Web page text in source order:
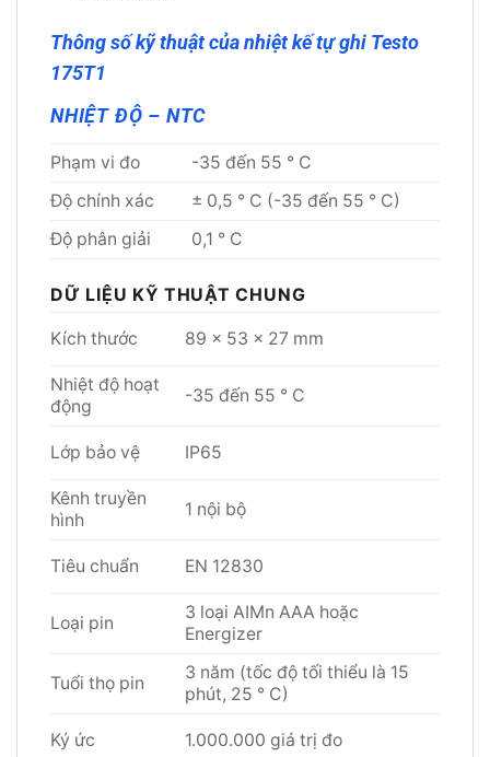
Thông số kỹ thuật của nhiệt kế tự ghi Testo
175T1
NHIỆT ĐỘ – NTC
Phạm vi đo
-35 đến 55 ° C
Độ chính xác
± 0,5 ° C (-35 đến 55 ° C)
Độ phân giải
0,1 ° C
DỮ LIỆU KỸ THUẬT CHUNG
Kích thước 89 x 53 x 27 mm
Nhiệt độ hoạt
động
-35 đến 55 ° C
Lớp bảo vệ IP65
Kênh truyền
hình
1 nội bộ
Tiêu chuẩn EN 12830
Loại pin
3 loại AIMn AAA hoặc
Energizer
Tuổi thọ pin
3 năm (tốc độ tối thiểu là 15
phút, 25 ° C)
Ký ức 1.000.000 giá trị đo